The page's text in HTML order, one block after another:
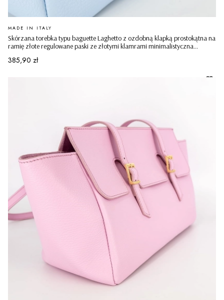
Skórzana torebka typu baguette Laghetto z ozdobną klapką prostokątna na
ramię złote regulowane paski ze złotymi klamrami minimalistyczna
PRODUCENT
MADE IN ITALY
Cena
385,90 zł